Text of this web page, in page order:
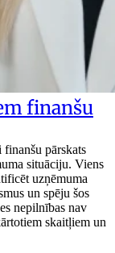
finanšu
pārskats
situāciju. Viens
uzņēmuma
un spēju šos
nepilnības nav
skaitļiem un